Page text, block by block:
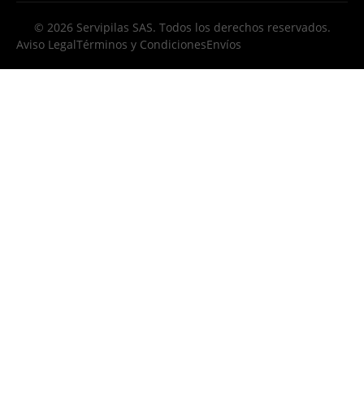
© 2026 Servipilas SAS. Todos los derechos reservados.
Aviso LegalTérminos y CondicionesEnvíos